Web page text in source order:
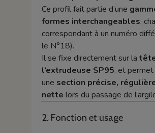
Ce profil fait partie d’une
formes interchangeables,
correspondant à un numéro
le N°18).
Il se fixe directement sur la
l’extrudeuse SP95, et permet
une section précise,
nette lors du passage de
2. Fonction et usage